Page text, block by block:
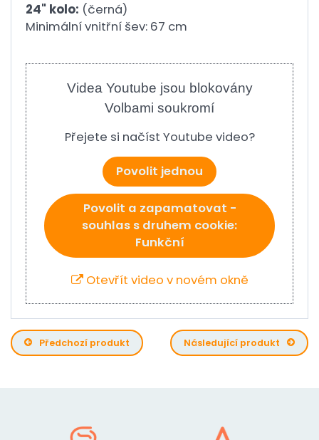
24" kolo: (černá)
Minimální vnitřní šev: 67 cm
Videa Youtube jsou blokovány
Volbami soukromí
Přejete si načíst Youtube video?
Povolit jednou
Povolit a zapamatovat -
souhlas s druhem cookie:
Funkční
Otevřít video v novém okně
Předchozí produkt Následující produkt